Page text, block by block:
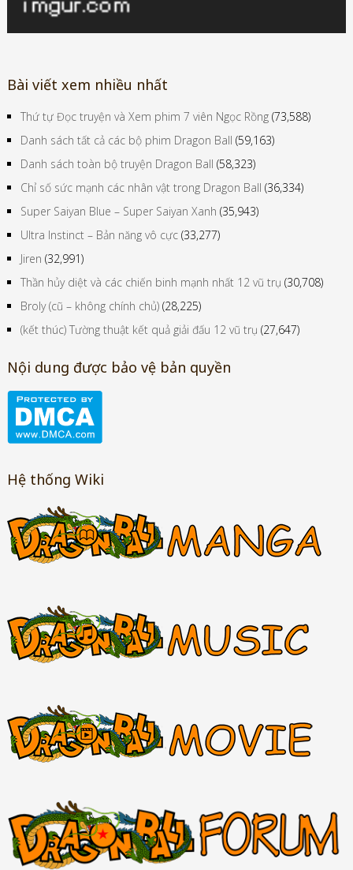
Bài viết xem nhiều nhất
Thứ tự Đọc truyện và Xem phim 7 viên Ngọc Rồng (73,588)
Danh sách tất cả các bộ phim Dragon Ball (59,163)
Danh sách toàn bộ truyện Dragon Ball (58,323)
Chỉ số sức mạnh các nhân vật trong Dragon Ball (36,334)
Super Saiyan Blue – Super Saiyan Xanh (35,943)
Ultra Instinct – Bản năng vô cực (33,277)
Jiren (32,991)
Thần hủy diệt và các chiến binh mạnh nhất 12 vũ trụ (30,708)
Broly (cũ – không chính chủ) (28,225)
(kết thúc) Tường thuật kết quả giải đấu 12 vũ trụ (27,647)
Nội dung được bảo vệ bản quyền
Hệ thống Wiki